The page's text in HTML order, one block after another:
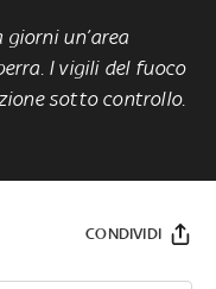
un’area
I vigili del fuoco
sotto controllo.
CONDIVIDI